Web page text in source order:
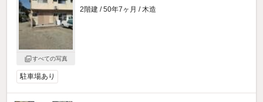
すべての写真
2階建 / 50年7ヶ月 / 木造
駐車場あり